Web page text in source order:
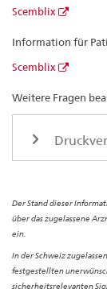
Scemblix
Information für
Scemblix
Weitere Fragen
Der Stand dieser
über das zugelassene
ein.
In der Schweiz
festgestellten
sicherheitsrelevanten